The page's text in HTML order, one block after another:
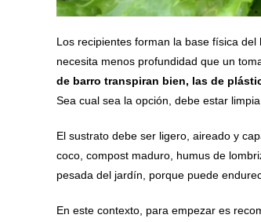
Los recipientes forman la base física
necesita menos profundidad que un
de barro transpiran bien, las de
Sea cual sea la opción, debe estar
El sustrato debe ser ligero, aireado y
coco, compost maduro, humus de
pesada del jardín, porque puede
En este contexto, para empezar es